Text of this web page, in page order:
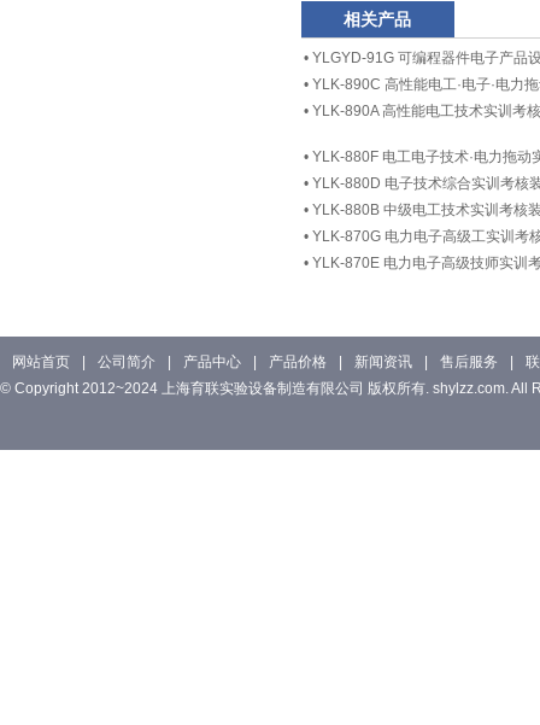
相关产品
• YLGYD-91G 可编程器件电子产品
• YLK-890C 高性能电工·电子·电力
• YLK-890A 高性能电工技术实训考
• YLK-880F 电工电子技术·电力拖动
• YLK-880D 电子技术综合实训考核
• YLK-880B 中级电工技术实训考核
• YLK-870G 电力电子高级工实训考
• YLK-870E 电力电子高级技师实训
网站首页 公司简介 产品中心 产品价格 新闻资讯 售后服务
© Copyright 2012~2024 上海育联实验设备制造有限公司 版权所有. shylzz.com. All